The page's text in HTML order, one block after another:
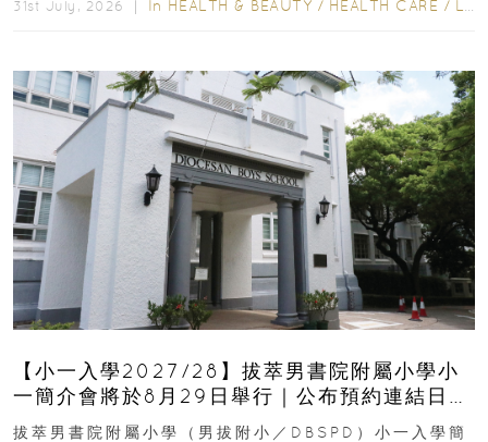
31st July, 2026 ｜ In HEALTH & BEAUTY / HEALTH CARE /
【小一入學2027/28】拔萃男書院附屬小學小
一簡介會將於8月29日舉行｜公布預約連結日期
｜更設有網上重溫
拔萃男書院附屬小學（男拔附小／DBSPD）小一入學簡